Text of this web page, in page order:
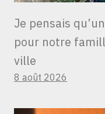
Je pensais
pour notre
ville
8 août 2026